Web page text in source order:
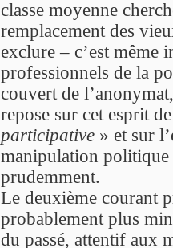
classe moyenne
remplacement des
exclure – c’est même
professionnels de la
couvert de
repose sur cet esprit
participative » et sur
manipulation politique
prudemment.
Le deuxième courant
probablement plus
du passé, attentif aux